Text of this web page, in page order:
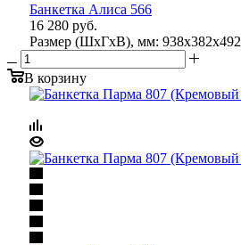
Банкетка Алиса 566
16 280 руб.
Размер (ШхГхВ), мм: 938х382х492
В корзину